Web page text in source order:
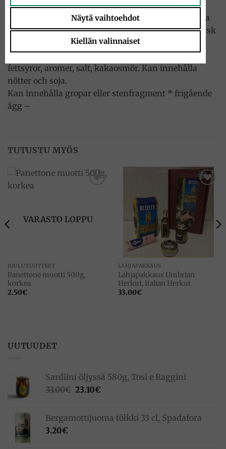
syrningsmedel: citronsyra, koncentrerad svart
körsbärsjuice, naturlig färg: antocyaniner, naturliga
smakämnen), smör, färska ägg *, socker, äggula färsk
mjölk, naturlig jäst (vetemjöl, vatten),
emulgeringsmedel: mono- och diglycerider av
fettsyror, aromer, salt, kakaosmör. Kan innehålla
nötter och soja.
Kan innehålla gropar eller stenfragment * frigående
ägg –
TUTUSTU MYÖS
VARASTO LOPPU
JOULUTUOTTEET
Panettone muotti 500g,
korkea
2.50€
Add to
wishlist
LAHJAPAKKAUS
Lahjapakkaus Umbrian
Herkut, Italian Herkut
33.00€
UUTUUDET
Sardiini öljyssä 580g, Tosi e Raggini
33.00€ Alkuperäinen
33.00€.
23.10€Nykyinen
23.10€.
Bergamottijuoma tölkki 33 cl, Spadafora
3.20€
Näytä vaihtoehdot
Kiellän valinnaiset